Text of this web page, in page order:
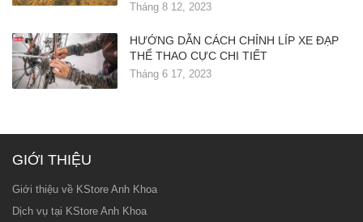
Tháng 8 12, 2023
HƯỚNG DẪN CÁCH CHỈNH LÍP XE ĐẠP
THỂ THAO CỰC CHI TIẾT
Tháng 6 17, 2023
GIỚI THIỆU
Giới thiệu về KStore Anh Khoa
Dịch vụ tại KStore Anh Khoa